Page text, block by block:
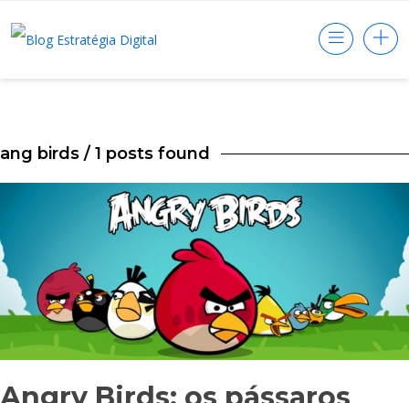
ang birds / 1 posts found